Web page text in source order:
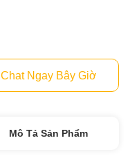
Chat Ngay Bây Giờ
Mô Tả Sản Phẩm